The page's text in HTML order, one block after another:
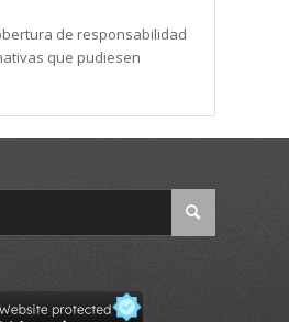
de responsabilidad
que pudiesen